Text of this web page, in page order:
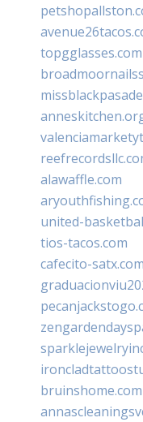
topgglasses.com
alawaffle.com
united-
tios-tacos.com
cafecito-satx.com
bruinshome.com